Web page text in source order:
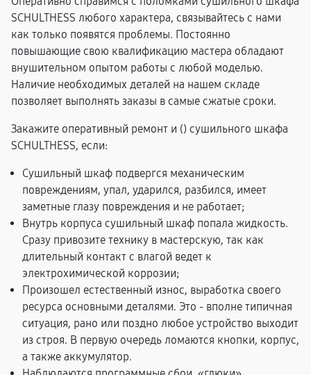
SCHULTHESS любого характера, связывайтесь с нами
как только появятся проблемы. Постоянно
повышающие свою квалификацию мастера обладают
внушительном опытом работы с любой моделью.
Наличие необходимых деталей на нашем складе
позволяет выполнять заказы в самые сжатые сроки.
Закажите оперативный ремонт и () сушильного шкафа
SCHULTHESS, если:
Сушильный шкаф подвергся механическим
повреждениям, упал, ударился, разбился, имеет
заметные глазу повреждения и не работает;
Внутрь корпуса сушильный шкаф попала жидкость.
Сразу привозите технику в мастерскую, так как
длительный контакт с влагой ведет к
электрохимической коррозии;
Произошел естественный износ, выработка своего
ресурса основными деталями. Это - вполне типичная
ситуация, рано или поздно любое устройство выходит
из строя. В первую очередь ломаются кнопки, корпус,
а также аккумулятор.